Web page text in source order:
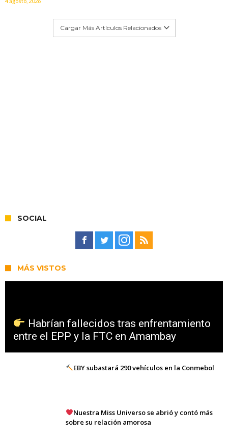
Cargar Más Artículos Relacionados
SOCIAL
MÁS VISTOS
Habrían fallecidos tras enfrentamiento
entre el EPP y la FTC en Amambay
EBY subastará 290 vehículos en la Conmebol
Nuestra Miss Universo se abrió y contó más
sobre su relación amorosa